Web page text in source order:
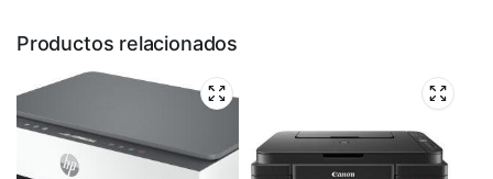
Productos relacionados